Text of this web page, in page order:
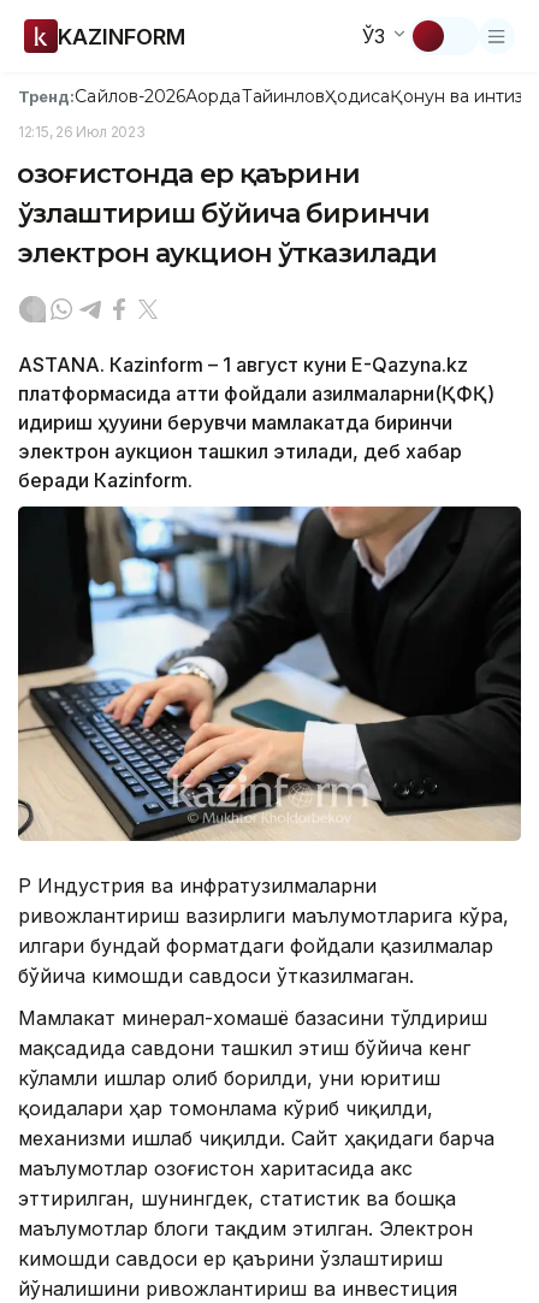
KAZINFORM ЎЗ
Тренд:Сайлов-2026АқордаТайинловҲодисаҚонун ва
12:15, 26 Июл 2023
Қозоғистонда ер қаърини
ўзлаштириш бўйича биринчи
электрон аукцион ўтказилади
ASTANА. Каzinform – 1 август куни E-Qazyna.kz
платформасида қаттиқ фойдали қазилмаларни(ҚФҚ)
қидириш ҳуқуқини берувчи мамлакатда биринчи
электрон аукцион ташкил этилади, деб хабар
беради Каzinform.
ҚР Индустрия ва инфратузилмаларни
ривожлантириш вазирлиги маълумотларига кўра,
илгари бундай форматдаги фойдали қазилмалар
бўйича кимошди савдоси ўтказилмаган.
Мамлакат минерал-хомашё базасини тўлдириш
мақсадида савдони ташкил этиш бўйича кенг
кўламли ишлар олиб борилди, уни юритиш
қоидалари ҳар томонлама кўриб чиқилди,
механизми ишлаб чиқилди. Сайт ҳақидаги барча
маълумотлар Қозоғистон харитасида акс
эттирилган, шунингдек, статистик ва бошқа
маълумотлар блоги тақдим этилган. Электрон
кимошди савдоси ер қаърини ўзлаштириш
йўналишини ривожлантириш ва инвестиция